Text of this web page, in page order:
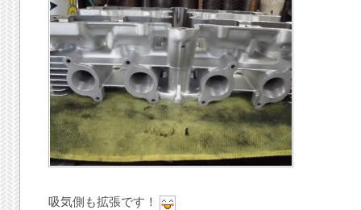
吸気側も拡張です！